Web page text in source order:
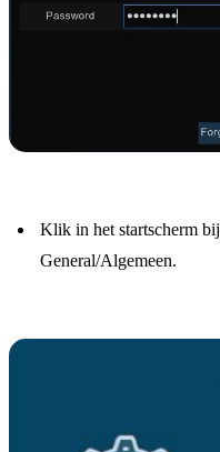
Klik in het startscherm
General/Algemeen.